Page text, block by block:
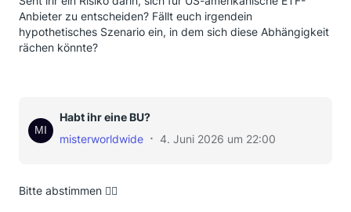
Anbieter zu entscheiden? Fällt euch irgendein
hypothetisches Szenario ein, in dem sich diese Abhängigkeit
rächen könnte?
Habt ihr eine BU?
misterworldwide
4. Juni 2026 um 22:00
Bitte abstimmen ✌🏼